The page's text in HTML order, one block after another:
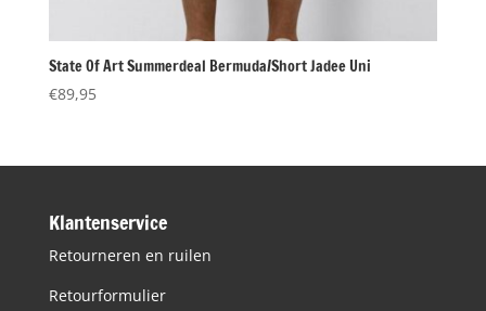
State Of Art Summerdeal Bermuda/Short Jadee Uni
€89,95
Klantenservice
Retourneren en ruilen
Retourformulier